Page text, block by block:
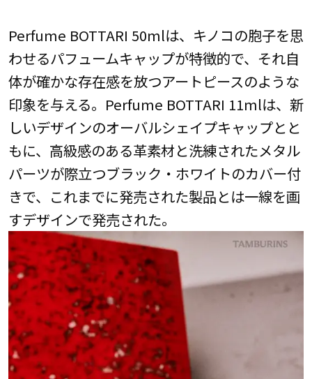
Perfume BOTTARI 50mlは、キノコの胞子を思
わせるパフュームキャップが特徴的で、それ自
体が確かな存在感を放つアートピースのような
印象を与える。Perfume BOTTARI 11mlは、新
しいデザインのオーバルシェイプキャップとと
もに、高級感のある革素材と洗練されたメタル
パーツが際立つブラック・ホワイトのカバー付
きで、これまでに発売された製品とは一線を画
すデザインで発売された。